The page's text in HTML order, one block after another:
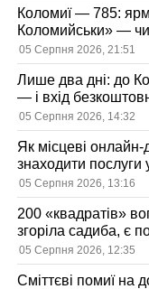
Коломиї — 785:
Коломийськи» —
05 Серпня 2026, 21:51
Лише два дні: до
— і вхід
05 Серпня 2026, 14:32
Як місцеві
знаходити послуги
05 Серпня 2026, 13:16
200 «квадратів»
згоріла садиба, є
05 Серпня 2026, 12:35
Сміттєві помиї на